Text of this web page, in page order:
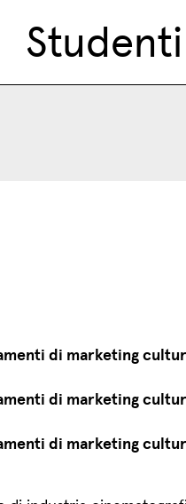
Studenti
di marketing
di marketing
di marketing